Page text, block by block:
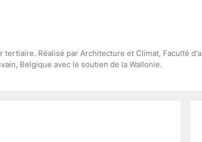
Réalisé par Architecture et Climat, Faculté
Belgique avec le soutien de la Wallonie.